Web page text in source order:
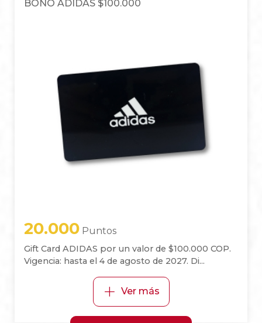
BONO ADIDAS $100.000
20.000 Puntos
Gift Card ADIDAS por un valor de $100.000 COP.
Vigencia: hasta el 4 de agosto de 2027. Di...
+ Ver más